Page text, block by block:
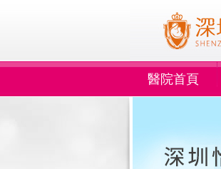
醫院首頁